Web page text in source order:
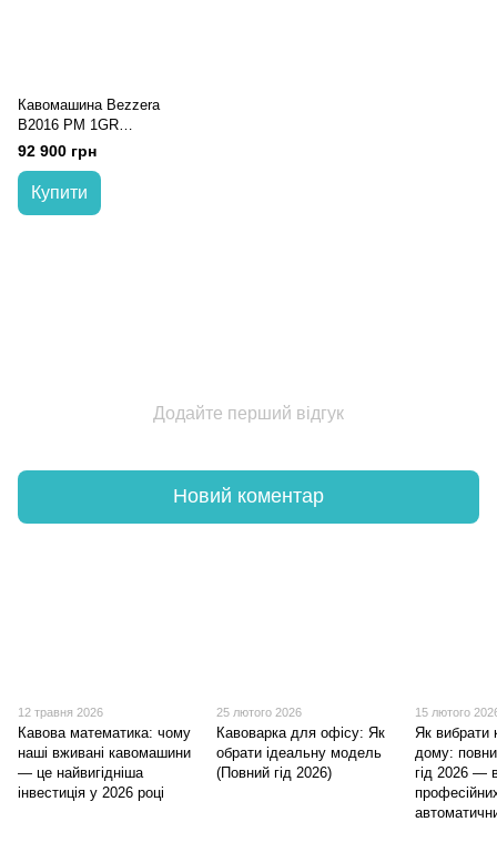
Кавомашина Bezzera
B2016 PM 1GR
Stainless Steel
B2016PM1IS5
92 900 грн
Купити
Додайте перший відгук
Новий коментар
12 травня 2026
Кавова математика: чому
наші вживані кавомашини
— це найвигідніша
інвестиція у 2026 році
25 лютого 2026
Кавоварка для офісу: Як
обрати ідеальну модель
(Повний гід 2026)
15 лютого
Як вибрати
дому:
гід 2026 —